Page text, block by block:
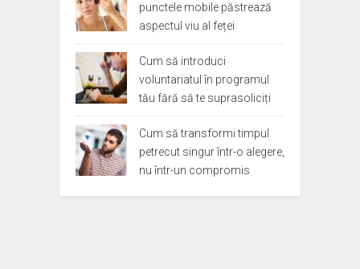
punctele mobile păstrează
aspectul viu al feței
Cum să introduci
voluntariatul în programul
tău fără să te suprasoliciți
Cum să transformi timpul
petrecut singur într-o alegere,
nu într-un compromis